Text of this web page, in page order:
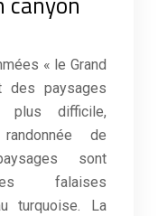
« le Grand
des paysages
plus difficile,
de
sont
falaises
turquoise. La